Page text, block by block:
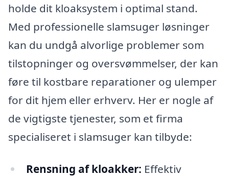
holde dit kloaksystem i optimal stand.
Med professionelle slamsuger løsninger
kan du undgå alvorlige problemer som
tilstopninger og oversvømmelser, der kan
føre til kostbare reparationer og ulemper
for dit hjem eller erhverv. Her er nogle af
de vigtigste tjenester, som et firma
specialiseret i slamsuger kan tilbyde:
Rensning af kloakker: Effektiv